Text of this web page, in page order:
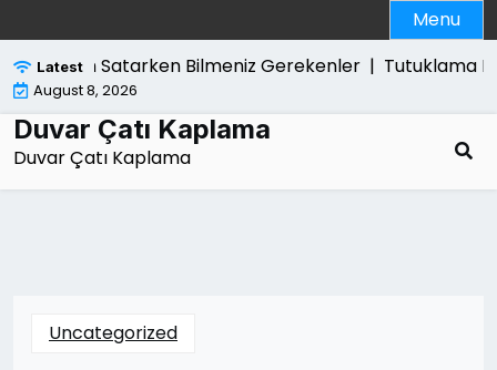
to
content
Menu
Latest
Slim Satarken Bilmeniz Gerekenler |Tutuklama
August 8, 2026
Duvar Çatı Kaplama
Duvar Çatı Kaplama
Uncategorized